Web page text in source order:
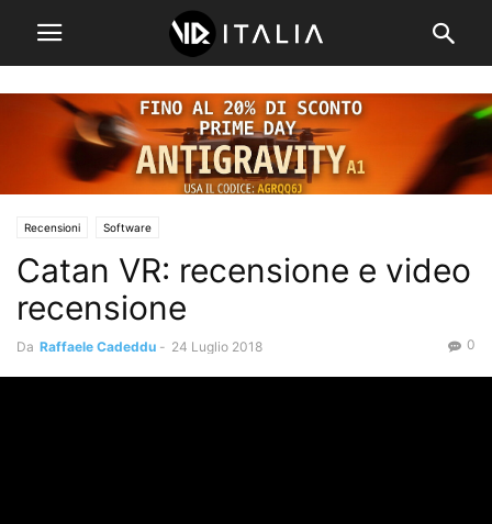
Recensioni Software
Catan VR: recensione e video
recensione
Da Raffaele Cadeddu - 24 Luglio 2018 0